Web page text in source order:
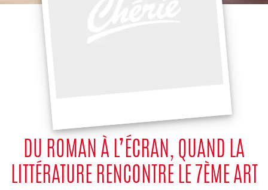
DU ROMAN À L’ÉCRAN, QUAND LA
LITTÉRATURE RENCONTRE LE 7ÈME ART